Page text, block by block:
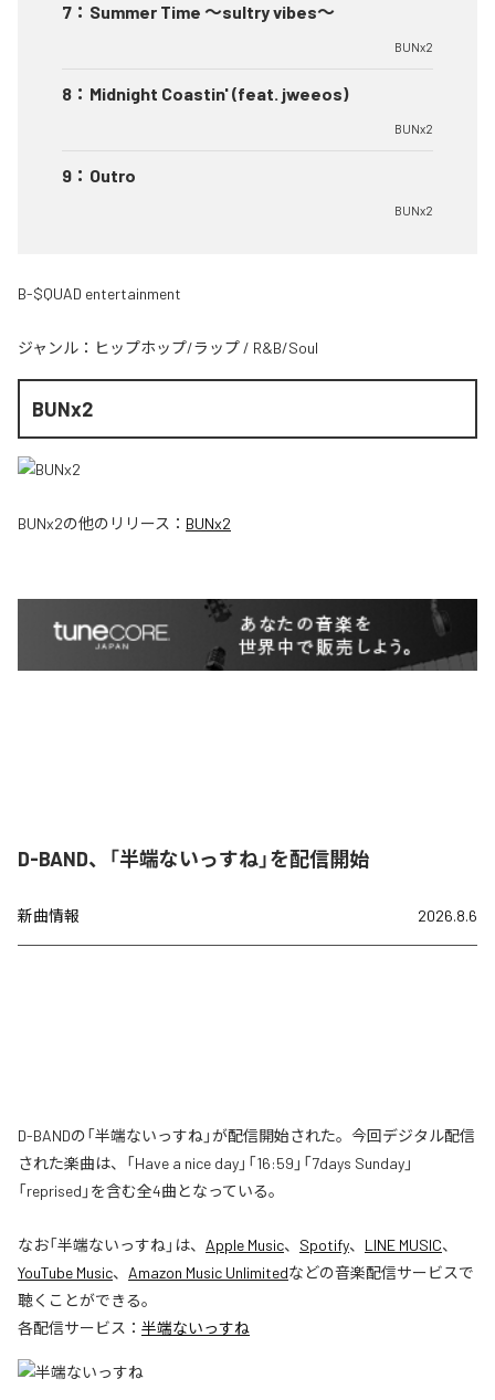
7 ： Summer Time 〜sultry vibes〜
BUNx2
8 ： Midnight Coastin' (feat. jweeos)
BUNx2
9 ： Outro
BUNx2
B-$QUAD entertainment
ジャンル： ヒップホップ/ラップ / R&B/Soul
BUNx2
BUNx2の他のリリース： BUNx2
D-BAND、「半端ないっすね」を配信開始
新曲情報 2026.8.6
D-BANDの「半端ないっすね」が配信開始された。今回デジタル配信
された楽曲は、「Have a nice day」「16:59」「7days Sunday」
「reprised」を含む全4曲となっている。
なお「半端ないっすね」は、 Apple Music、 Spotify、 LINE MUSIC、
YouTube Music、 Amazon Music Unlimitedなどの音楽配信サービスで
聴くことができる。
各配信サービス： 半端ないっすね